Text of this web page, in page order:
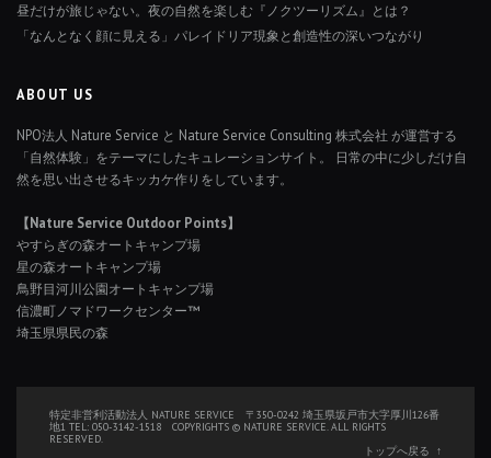
昼だけが旅じゃない。夜の自然を楽しむ『ノクツーリズム』とは？
「なんとなく顔に見える」パレイドリア現象と創造性の深いつながり
ABOUT US
NPO法人 Nature Service と Nature Service Consulting 株式会社 が運営する
「自然体験」をテーマにしたキュレーションサイト。 日常の中に少しだけ自
然を思い出させるキッカケ作りをしています。
【Nature Service Outdoor Points】
やすらぎの森オートキャンプ場
星の森オートキャンプ場
鳥野目河川公園オートキャンプ場
信濃町ノマドワークセンター™
埼玉県県民の森
特定非営利活動法人 NATURE SERVICE 〒350-0242 埼玉県坂戸市大字厚川126番
地1 TEL: 050-3142-1518 COPYRIGHTS © NATURE SERVICE. ALL RIGHTS
RESERVED.
トップへ戻る